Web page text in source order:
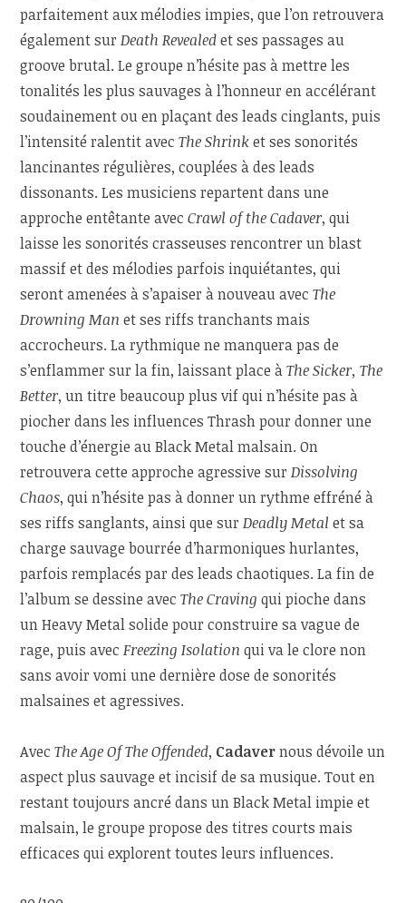
parfaitement aux mélodies impies, que l’on retrouvera
également surDeath Revealedet ses passages au
groove brutal. Le groupe n’hésite pas à mettre les
tonalités les plus sauvages à l’honneur en accélérant
soudainement ou en plaçant des leads cinglants, puis
l’intensité ralentit avecThe Shrinket ses sonorités
lancinantes régulières, couplées à des leads
dissonants. Les musiciens repartent dans une
approche entêtante avecCrawl of the Cadaver, qui
laisse les sonorités crasseuses rencontrer un blast
massif et des mélodies parfois inquiétantes, qui
seront amenées à s’apaiser à nouveau avecThe
Drowning Man et ses riffs tranchants mais
accrocheurs. La rythmique ne manquera pas de
s’enflammer sur la fin, laissant place àThe Sicker, The
Better, un titre beaucoup plus vif qui n’hésite pas à
piocher dans les influences Thrash pour donner une
touche d’énergie au Black Metal malsain. On
retrouvera cette approche agressive surDissolving
Chaos, qui n’hésite pas à donner un rythme effréné à
ses riffs sanglants, ainsi que surDeadly Metal et sa
charge sauvage bourrée d’harmoniques hurlantes,
parfois remplacés par des leads chaotiques. La fin de
l’album se dessine avecThe Craving qui pioche dans
un Heavy Metal solide pour construire sa vague de
rage, puis avecFreezing Isolation qui va le clore non
sans avoir vomi une dernière dose de sonorités
malsaines et agressives.
AvecThe Age Of The Offended, Cadavernous dévoile un
aspect plus sauvage et incisif de sa musique. Tout en
restant toujours ancré dans un Black Metal impie et
malsain, le groupe propose des titres courts mais
efficaces qui explorent toutes leurs influences.